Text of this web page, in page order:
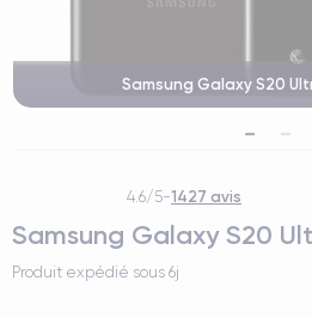
Samsung Galaxy S20
4.6/5-1427 avis
Samsung Galaxy S20
Produit expédié sous 6j